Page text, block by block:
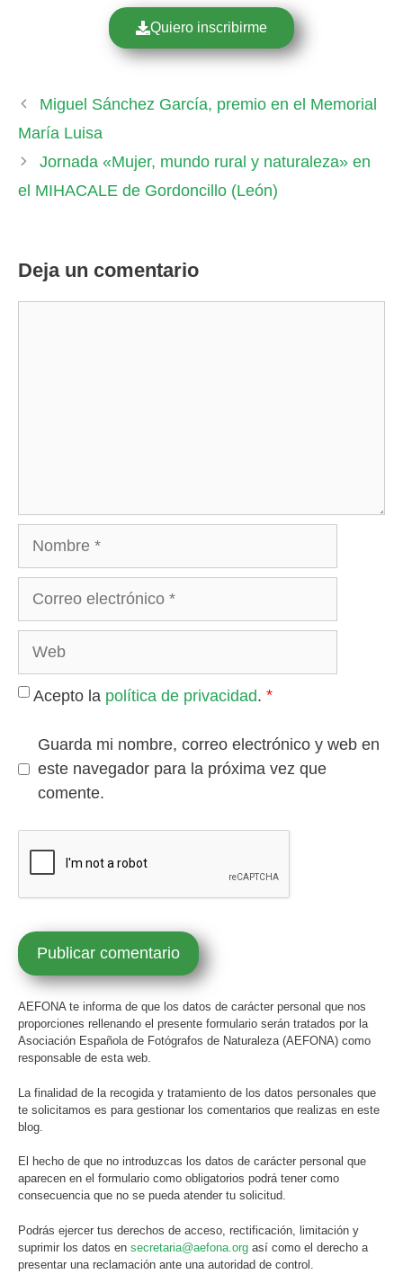
Quiero inscribirme
Miguel Sánchez García, premio en el Memorial
María Luisa
Jornada «Mujer, mundo rural y naturaleza» en
el MIHACALE de Gordoncillo (León)
Deja un comentario
Acepto la política de privacidad. *
Guarda mi nombre, correo electrónico y web en
este navegador para la próxima vez que
comente.
AEFONA te informa de que los datos de carácter personal que nos
proporciones rellenando el presente formulario serán tratados por la
Asociación Española de Fotógrafos de Naturaleza (AEFONA) como
responsable de esta web.
La finalidad de la recogida y tratamiento de los datos personales que
te solicitamos es para gestionar los comentarios que realizas en este
blog.
El hecho de que no introduzcas los datos de carácter personal que
aparecen en el formulario como obligatorios podrá tener como
consecuencia que no se pueda atender tu solicitud.
Podrás ejercer tus derechos de acceso, rectificación, limitación y
suprimir los datos en secretaria@aefona.org así como el derecho a
presentar una reclamación ante una autoridad de control.